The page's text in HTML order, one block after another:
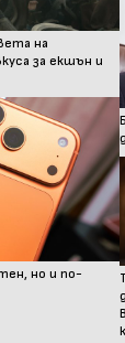
на
за екшън и
но и по-